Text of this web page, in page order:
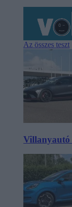
Az összes teszt
Villanyautó